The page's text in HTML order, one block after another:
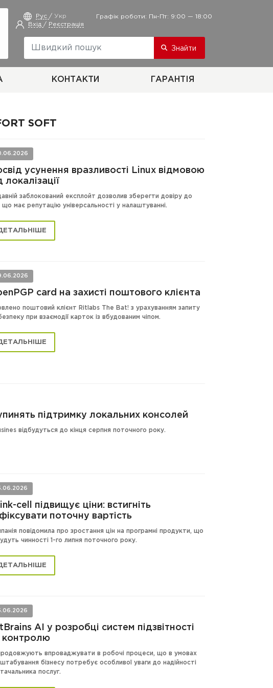
Вхід / Реєстрація
Рус / Укр Графік роботи: Пн-Пт: 9:00 — 18:00
Знайти
КОНТАКТИ ГАРАНТІЯ
SOFT
усунення вразливості Linux відмовою
локалізації
заблокований експлойт дозволив зберегти довіру до
має репутацію універсальності у налаштуванні.
card на захисті поштового клієнта
поштовий клієнт Ritlabs The Bat! з урахуванням запиту
при взаємодії карток із вбудованим чіпом.
підтримку локальних консолей
відбудуться до кінця серпня поточного року.
cell підвищує ціни: встигніть
поточну вартість
повідомила про зростання цін на програмні продукти, що
чинності 1-го липня поточного року.
AI у розробці систем підзвітності
контролю
впроваджувати в робочі процеси, що в умовах
бізнесу потребує особливої ​​уваги до надійності
послуг.